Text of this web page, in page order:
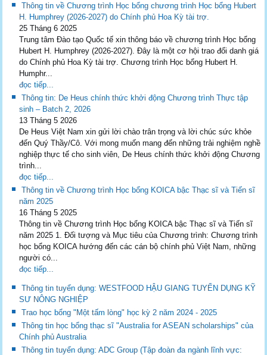
Thông tin về Chương trình Học bổng chương trình Học bổng Hubert
H. Humphrey (2026-2027) do Chính phủ Hoa Kỳ tài trợ.
25 Tháng 6 2025
Trung tâm Đào tạo Quốc tế xin thông báo về chương trình Học bổng
Hubert H. Humphrey (2026-2027). Đây là một cơ hội trao đổi danh giá
do Chính phủ Hoa Kỳ tài trợ. Chương trình Học bổng Hubert H.
Humphr...
đọc tiếp...
Thông tin: De Heus chính thức khởi động Chương trình Thực tập
sinh – Batch 2, 2026
13 Tháng 5 2026
De Heus Việt Nam xin gửi lời chào trân trọng và lời chúc sức khỏe
đến Quý Thầy/Cô. Với mong muốn mang đến những trải nghiệm nghề
nghiệp thực tế cho sinh viên, De Heus chính thức khởi động Chương
trình...
đọc tiếp...
Thông tin về Chương trình Học bổng KOICA bậc Thạc sĩ và Tiến sĩ
năm 2025
16 Tháng 5 2025
Thông tin về Chương trình Học bổng KOICA bậc Thạc sĩ và Tiến sĩ
năm 2025 1. Đối tượng và Mục tiêu của Chương trình: Chương trình
học bổng KOICA hướng đến các cán bộ chính phủ Việt Nam, những
người có...
đọc tiếp...
Thông tin tuyển dụng: WESTFOOD HẬU GIANG TUYỂN DỤNG KỸ
SƯ NÔNG NGHIỆP
Trao học bổng "Một tấm lòng" học kỳ 2 năm 2024 - 2025
Thông tin học bổng thạc sĩ "Australia for ASEAN scholarships" của
Chính phủ Australia
Thông tin tuyển dụng: ADC Group (Tập đoàn đa ngành lĩnh vực: